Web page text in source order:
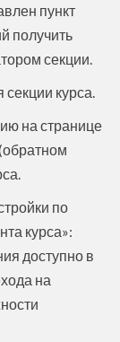
пункт
получить
секции.
курса.
на странице
по
курса»:
доступно в
на